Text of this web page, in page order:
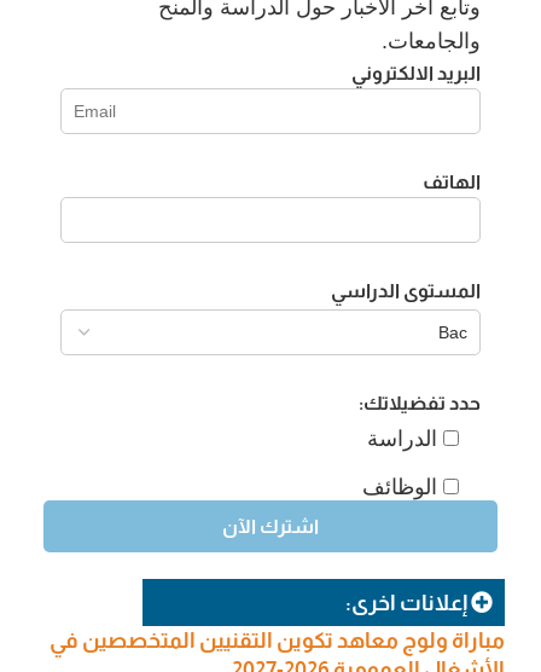
وتابع آخر الأخبار حول الدراسة والمنح
والجامعات.
البريد الالكتروني
الهاتف
المستوى الدراسي
حدد تفضيلاتك:
الدراسة
الوظائف
إعلانات اخرى:
مباراة ولوج معاهد تكوين التقنيين المتخصصين في